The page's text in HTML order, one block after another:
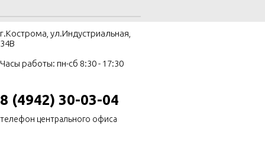
г.Кострома, ул.Индустриальная,
34В
Часы работы: пн-сб 8:30 - 17:30
8 (4942) 30-03-04
телефон центрального офиса